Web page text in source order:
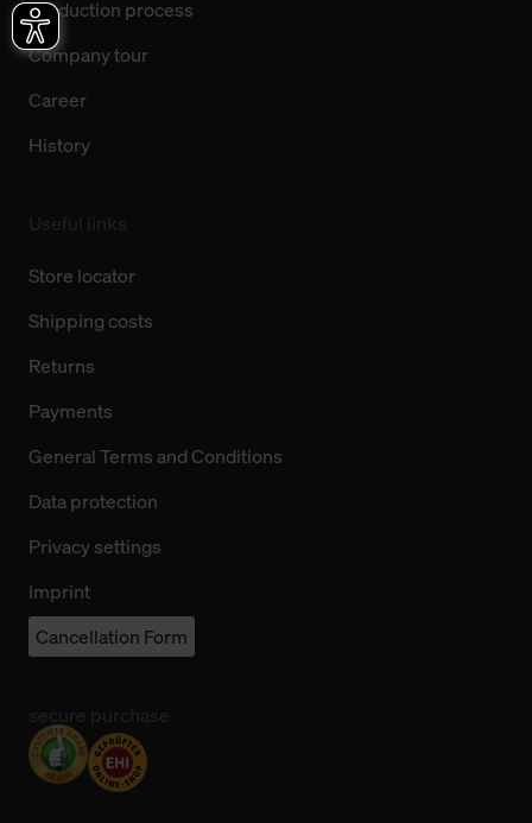
Production process
Company tour
Career
History
Store locator
Shipping costs
Returns
Payments
General Terms and Conditions
Data protection
Privacy settings
Imprint
Cancellation Form